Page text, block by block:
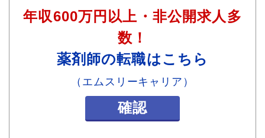
年収600万円以上・非公開求人多
数！
薬剤師の転職はこちら
（エムスリーキャリア）
確認